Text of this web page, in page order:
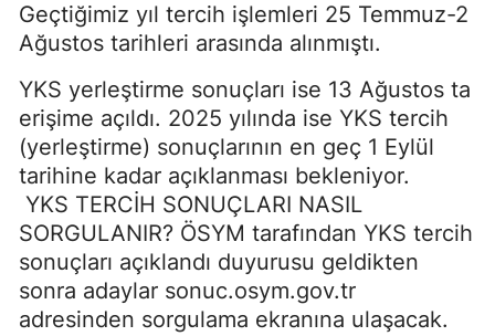
Geçtiğimiz yıl tercih işlemleri 25 Temmuz-2
Ağustos tarihleri arasında alınmıştı.
YKS yerleştirme sonuçları ise 13 Ağustos ta
erişime açıldı. 2025 yılında ise YKS tercih
(yerleştirme) sonuçlarının en geç 1 Eylül
tarihine kadar açıklanması bekleniyor.
YKS TERCİH SONUÇLARI NASIL
SORGULANIR? ÖSYM tarafından YKS tercih
sonuçları açıklandı duyurusu geldikten
sonra adaylar sonuc.osym.gov.tr
adresinden sorgulama ekranına ulaşacak.